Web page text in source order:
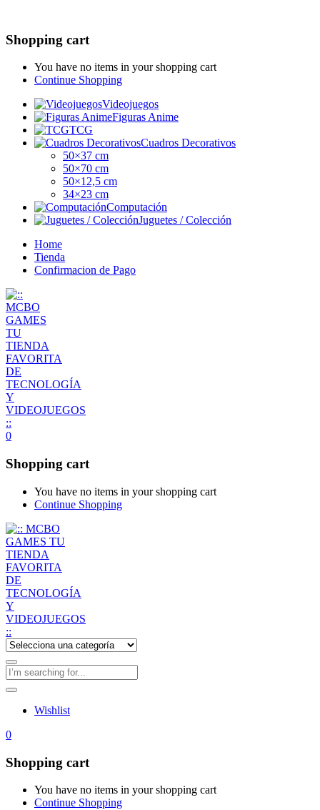
Shopping cart
You have no items in your shopping cart
Continue Shopping
Videojuegos
Figuras Anime
TCG
Cuadros Decorativos
50×37 cm
50×70 cm
50×12,5 cm
34×23 cm
Computación
Juguetes / Colección
Home
Tienda
Confirmacion de Pago
0
Shopping cart
You have no items in your shopping cart
Continue Shopping
Wishlist
0
Shopping cart
You have no items in your shopping cart
Continue Shopping